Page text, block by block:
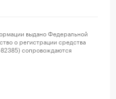
выдано Федеральной
о регистрации средства
сопровождаются